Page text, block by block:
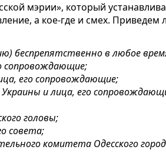
мэрии», который
а кое-где и смех. Приведем
беспрепятственно в любое
сопровождающие;
его сопровождающие;
и лица, его
головы;
совета;
комитета Одесского